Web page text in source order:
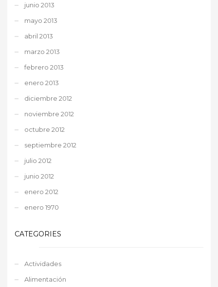
junio 2013
mayo 2013
abril 2013
marzo 2013
febrero 2013
enero 2013
diciembre 2012
noviembre 2012
octubre 2012
septiembre 2012
julio 2012
junio 2012
enero 2012
enero 1970
CATEGORIES
Actividades
Alimentación